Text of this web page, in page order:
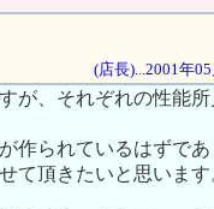
(店長)...2001年
が、それぞれの性能所
作られているはずで
て頂きたいと思います